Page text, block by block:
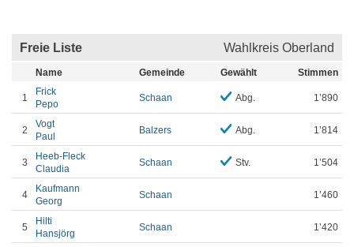
Freie Liste Wahlkreis Oberland
Name Gemeinde Gewählt Stimmen
1
Frick
Pepo
Schaan Abg. 1’890
2
Vogt
Paul
Balzers Abg. 1’814
3
Heeb-Fleck
Claudia
Schaan Stv. 1’504
4
Kaufmann
Georg
Schaan 1’460
5
Hilti
Hansjörg
Schaan 1’420